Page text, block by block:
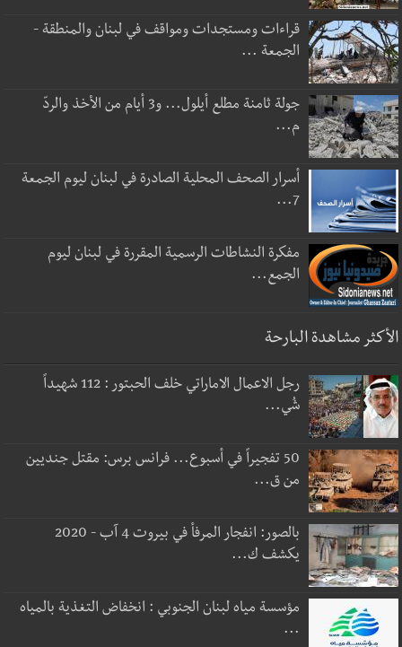
قراءات ومستجدات ومواقف في لبنان والمنطقة -
الجمعة ...
جولة ثامنة مطلع أيلول... و3 أيام من الأخذ والردّ
م...
أسرار الصحف المحلية الصادرة في لبنان ليوم الجمعة
7...
مفكرة النشاطات الرسمية المقررة في لبنان ليوم
الجمع...
الأكثر مشاهدة البارحة
رجل الاعمال الاماراتي خلف الحبتور : 112 شهيداً
شُي...
50 تفجيراً في أسبوع... فرانس برس: مقتل جنديين
من ق...
بالصور: انفجار المرفأ في بيروت 4 آب - 2020
يكشف ك...
مؤسسة مياه لبنان الجنوبي : انخفاض التغذية بالمياه
...